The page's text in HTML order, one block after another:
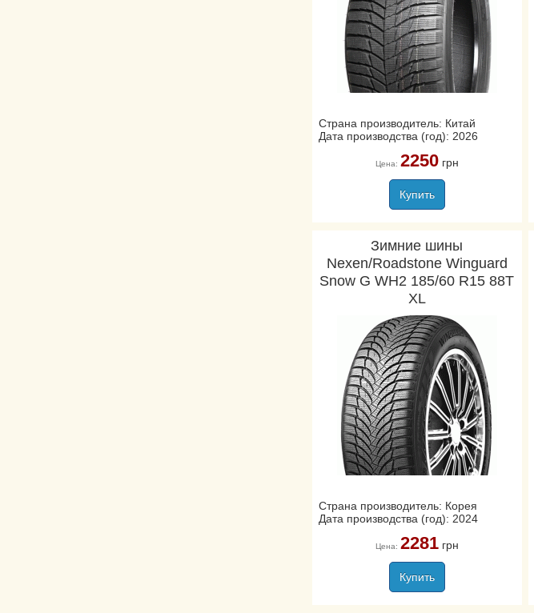
Страна производитель: Китай
Дата производства (год): 2026
Цена: 2250грн
Купить
Зимние шины
Nexen/Roadstone Winguard
Snow G WH2 185/60 R15 88T
XL
Страна производитель: Корея
Дата производства (год): 2024
Цена: 2281грн
Купить